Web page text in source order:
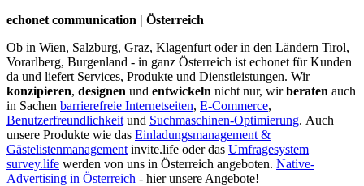
echonet communication | Österreich
Ob in Wien, Salzburg, Graz, Klagenfurt oder in den Ländern Tirol,
Vorarlberg, Burgenland - in ganz Österreich ist echonet für Kunden
da und liefert Services, Produkte und Dienstleistungen. Wir
konzipieren, designen und entwickeln nicht nur, wirberaten auch
in Sachen barrierefreie Internetseiten, E-Commerce,
Benutzerfreundlichkeit und Suchmaschinen-Optimierung. Auch
unsere Produkte wie das Einladungsmanagement &
Gästelistenmanagement invite.life oder das Umfragesystem
survey.life werden von uns in Österreich angeboten. Native-
Advertising in Österreich - hier unsere Angebote!